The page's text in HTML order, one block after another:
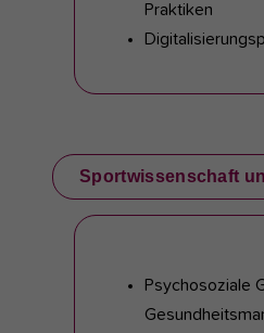
Praktiken
Sportwissenschaft
Psychosoziale